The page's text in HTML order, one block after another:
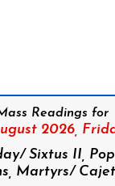
Readings for
2026,
Sixtus II,
Martyrs/